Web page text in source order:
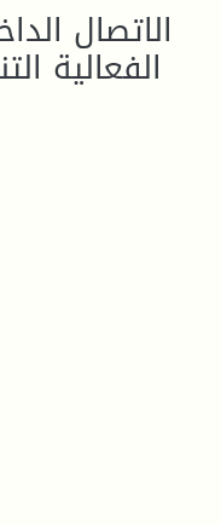
الاتصال
الفعالية